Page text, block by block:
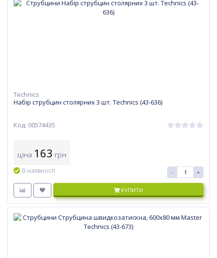
Technics
Набір струбцин столярних 3 шт. Technics (43-636)
Код: 00574435
ціна 163 грн
В наявності - +
КУПИТИ